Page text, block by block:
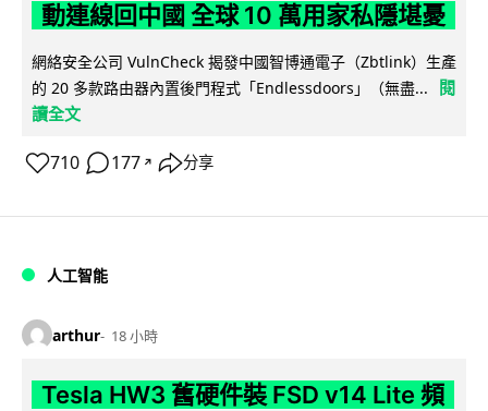
動連線回中國 全球 10 萬用家私隱堪憂
網絡安全公司 VulnCheck 揭發中國智博通電子（Zbtlink）生產
的 20 多款路由器內置後門程式「Endlessdoors」（無盡...
閱
讀全文
710 177 ↗ 分享
人工智能
arthur 18 小時
Tesla HW3 舊硬件裝 FSD v14 Lite 頻